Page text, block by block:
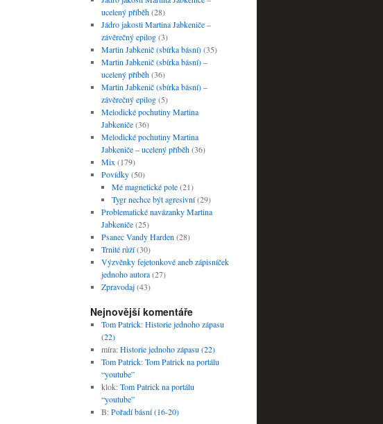
ucelený příběh(28)
Jádro jakosti Martina Jabkeniče –
závěrečný epilog(3)
Martin Jabkenič (sbírka básní)(35)
Martin Jabkenič (sbírka básní) –
ucelený příběh(36)
Martin Jabkenič (sbírka básní) –
závěrečný epilog(5)
Melodické pochutiny Martina
Jabkeniče(36)
Melodické pochutiny Martina
Jabkeniče – ucelený příběh(36)
Mix (179)
Povídky(50)
Mé magnetické pole(21)
Tygr nechce být agresivní(29)
Problematické navázanky Martina
Jabkeniče(25)
Psanec Vandy Harden (28)
Trnité růží(30)
Výzvěnky fejetonkové aneb zápisníček
jednoho autora(27)
Zpravodaj(43)
Nejnovější komentáře
Tom Patrick:Historie jednoho zápasu
(22)
míra:Historie jednoho zápasu (22)
Tom Patrick:Tom Patrick na portálu
“youtube”
klok:Tom Patrick na portálu
“youtube”
B:Pořadí básní (16-20)